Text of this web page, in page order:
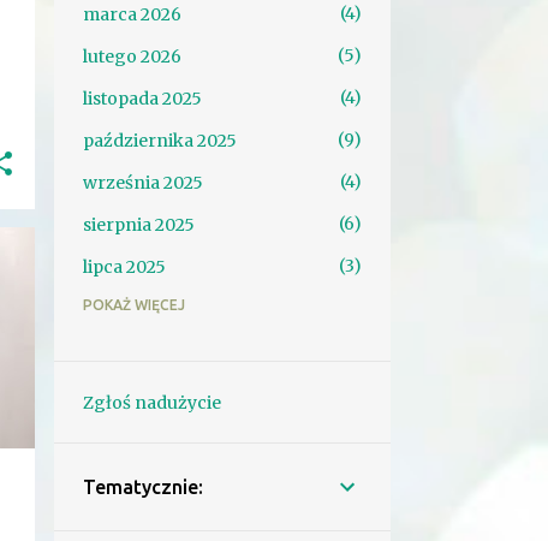
marca 2026
4
lutego 2026
5
listopada 2025
4
października 2025
9
września 2025
4
sierpnia 2025
6
lipca 2025
3
czerwca 2025
kwietnia 2025
lutego 2025
POKAŻ WIĘCEJ
Zgłoś nadużycie
Tematycznie: